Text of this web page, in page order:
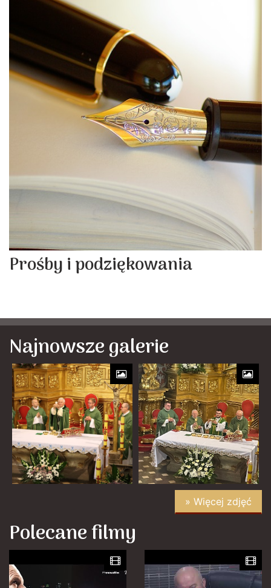
Prośby i podziękowania
Najnowsze galerie
» Więcej zdjęć
Polecane filmy